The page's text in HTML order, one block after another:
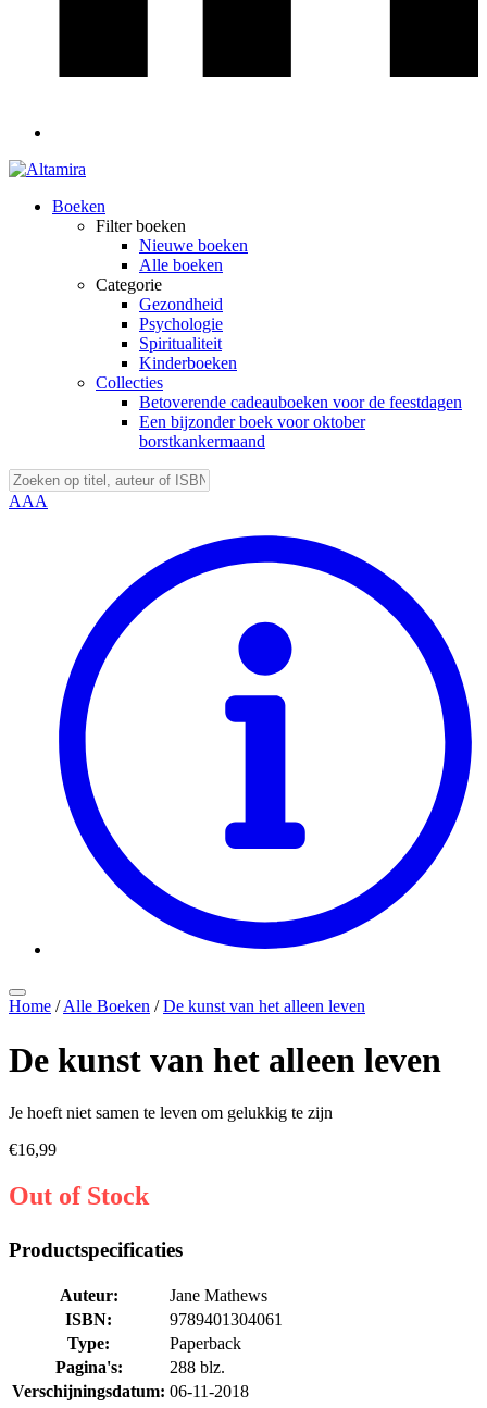
Boeken
Filter boeken
Nieuwe boeken
Alle boeken
Categorie
Gezondheid
Psychologie
Spiritualiteit
Kinderboeken
Collecties
Betoverende cadeauboeken voor de feestdagen
Een bijzonder boek voor oktober
borstkankermaand
AAA
Home /Alle Boeken /De kunst van het alleen leven
De kunst van het alleen leven
Je hoeft niet samen te leven om gelukkig te zijn
€16,99
Out of Stock
Productspecificaties
Auteur:
Jane Mathews
ISBN:
9789401304061
Type:
Paperback
Pagina's:
288 blz.
Verschijningsdatum: 06-11-2018